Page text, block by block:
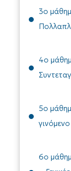
3ο
4ο
5ο
6ο